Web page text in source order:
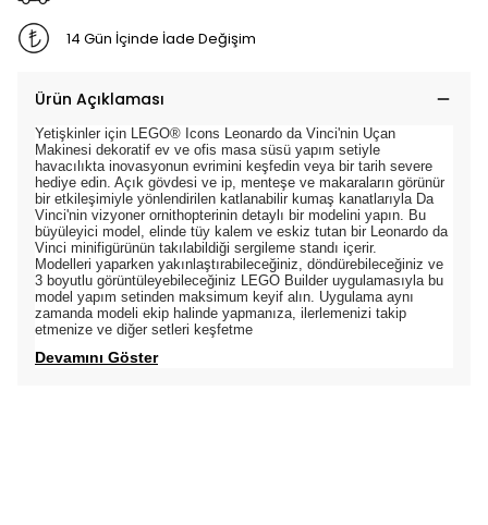
14 Gün İçinde İade Değişim
Ürün Açıklaması
Yetişkinler için LEGO® Icons Leonardo da Vinci'nin Uçan
Makinesi dekoratif ev ve ofis masa süsü yapım setiyle
havacılıkta inovasyonun evrimini keşfedin veya bir tarih severe
hediye edin. Açık gövdesi ve ip, menteşe ve makaraların görünür
bir etkileşimiyle yönlendirilen katlanabilir kumaş kanatlarıyla Da
Vinci'nin vizyoner ornithopterinin detaylı bir modelini yapın. Bu
büyüleyici model, elinde tüy kalem ve eskiz tutan bir Leonardo da
Vinci minifigürünün takılabildiği sergileme standı içerir.
Modelleri yaparken yakınlaştırabileceğiniz, döndürebileceğiniz ve
3 boyutlu görüntüleyebileceğiniz LEGO Builder uygulamasıyla bu
model yapım setinden maksimum keyif alın. Uygulama aynı
zamanda modeli ekip halinde yapmanıza, ilerlemenizi takip
etmenize ve diğer setleri keşfetme
Devamını Göster